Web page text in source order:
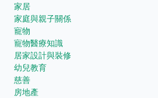
家居
家庭與親子關係
寵物
寵物醫療知識
居家設計與裝修
幼兒教育
慈善
房地產